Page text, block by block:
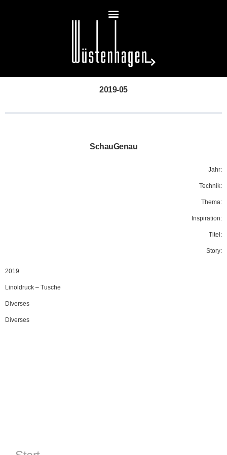
2019-05
SchauGenau
Jahr:
Technik:
Thema:
Inspiration:
Titel:
Story:
2019
Linoldruck – Tusche
Diverses
Diverses